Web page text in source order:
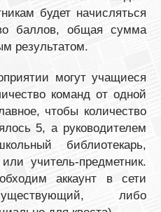
будет начисляться
баллов, общая сумма
результатом.
могут учащиеся
команд от одной
чтобы количество
5, а руководителем
библиотекарь,
учитель-предметник.
аккаунт в сети
либо